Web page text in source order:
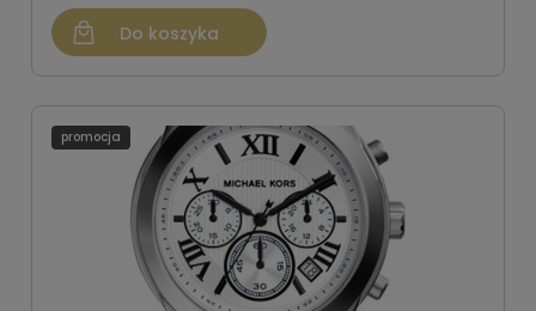
Do koszyka
promocja